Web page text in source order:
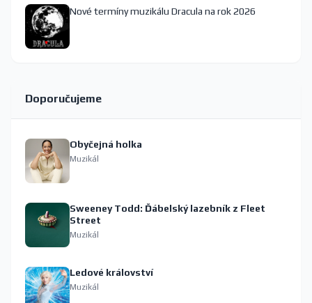
Nové termíny muzikálu Dracula na rok 2026
Doporučujeme
Obyčejná holka
Muzikál
Sweeney Todd: Ďábelský lazebník z Fleet
Street
Muzikál
Ledové království
Muzikál